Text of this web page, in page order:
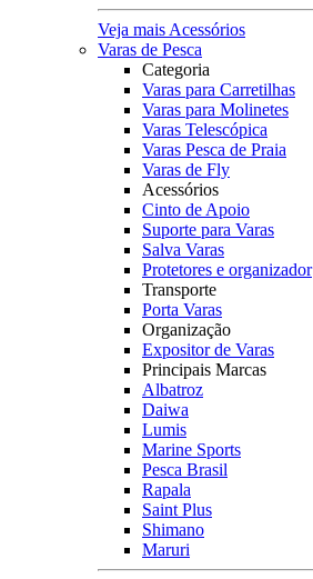
Veja mais Acessórios
Varas de Pesca
Categoria
Varas para Carretilhas
Varas para Molinetes
Varas Telescópica
Varas Pesca de Praia
Varas de Fly
Acessórios
Cinto de Apoio
Suporte para Varas
Salva Varas
Protetores e organizador
Transporte
Porta Varas
Organização
Expositor de Varas
Principais Marcas
Albatroz
Daiwa
Lumis
Marine Sports
Pesca Brasil
Rapala
Saint Plus
Shimano
Maruri